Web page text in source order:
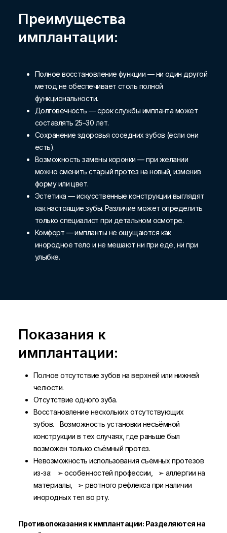
Преимущества
имплантации:
Полное восстановление функции — ни один другой
метод не обеспечивает столь полной
функциональности.
Долговечность — срок службы импланта может
составлять 25–30 лет.
Сохранение здоровья соседних зубов (если они
есть).
Возможность замены коронки — при желании
можно сменить старый протез на новый, изменив
форму или цвет.
Эстетика — искусственные конструкции выглядят
как настоящие зубы. Различие может определить
только специалист при детальном осмотре.
Комфорт — импланты не ощущаются как
инородное тело и не мешают ни при еде, ни при
улыбке.
Показания к
имплантации:
Полное отсутствие зубов на верхней или нижней
челюсти.
Отсутствие одного зуба.
Восстановление нескольких отсутствующих
зубов. Возможность установки несъёмной
конструкции в тех случаях, где раньше был
возможен только съёмный протез.
Невозможность использования съёмных протезов
из-за: ➢ особенностей профессии, ➢ аллергии на
материалы, ➢ рвотного рефлекса при наличии
инородных тел во рту.
Противопоказания к имплантации: Разделяются на